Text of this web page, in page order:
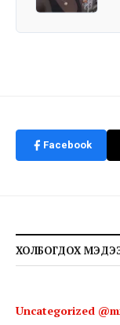
Facebook
ХОЛБОГДОХ
Uncategorized